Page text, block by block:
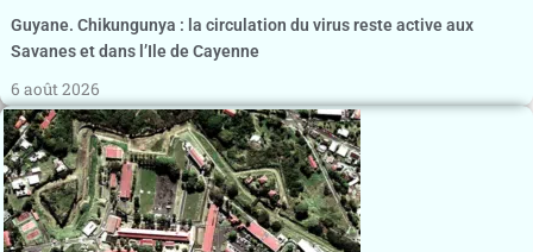
Guyane. Chikungunya : la circulation du virus reste active aux
Savanes et dans l’Ile de Cayenne
6 août 2026